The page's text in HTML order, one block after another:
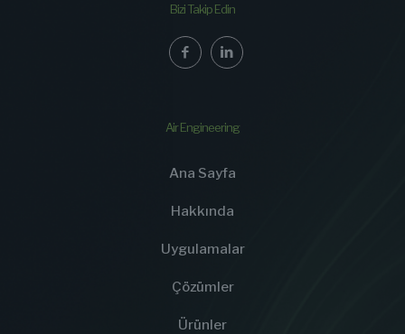
Bizi Takip Edin
Air Engineering
Ana Sayfa
Hakkında
Uygulamalar
Çözümler
Ürünler